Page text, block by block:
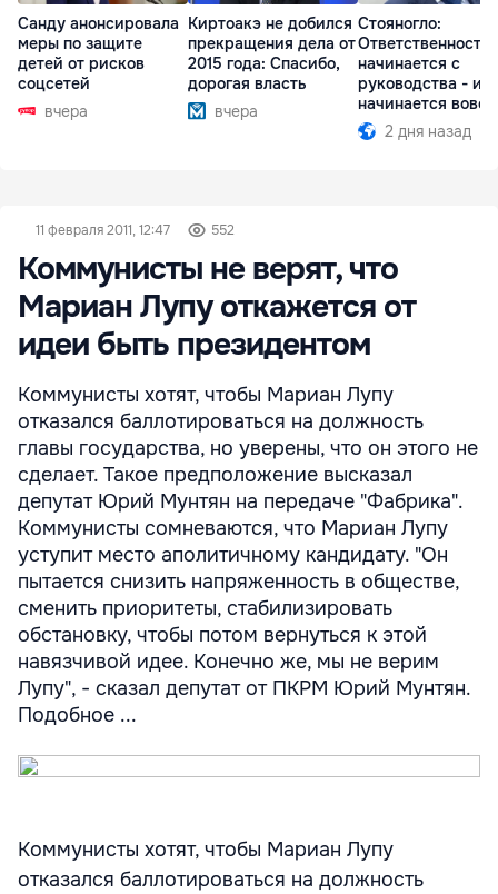
Санду анонсировала
меры по защите
детей от рисков
соцсетей
вчера
Киртоакэ не добился
прекращения дела от
2015 года: Спасибо,
дорогая власть
вчера
Стояногло:
Ответственность
начинается с
руководства -
начинается вовсе
2 дня назад
11 февраля 2011, 12:47 552
Коммунисты не верят, что
Мариан Лупу откажется от
идеи быть президентом
Коммунисты хотят, чтобы Мариан Лупу
отказался баллотироваться на должность
главы государства, но уверены, что он этого не
сделает. Такое предположение высказал
депутат Юрий Мунтян на передаче "Фабрика".
Коммунисты сомневаются, что Мариан Лупу
уступит место аполитичному кандидату. "Он
пытается снизить напряженность в обществе,
сменить приоритеты, стабилизировать
обстановку, чтобы потом вернуться к этой
навязчивой идее. Конечно же, мы не верим
Лупу", - сказал депутат от ПКРМ Юрий Мунтян.
Подобное ...
Коммунисты хотят, чтобы Мариан Лупу
отказался баллотироваться на должность